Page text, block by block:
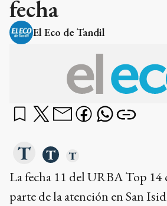
fecha
El Eco de Tandil
La fecha 11 del URBA Top 14
parte de la atención en San